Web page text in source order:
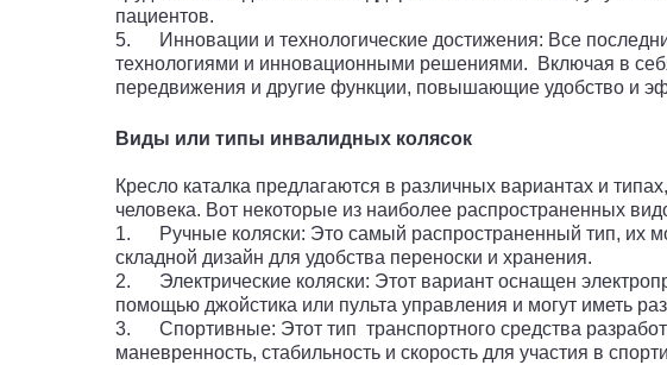
пациентов.
5. Инновации и технологические достижения: Все
технологиями и инновационными решениями. Включая в
передвижения и другие функции, повышающие удобство и
Виды или типы инвалидных колясок
Кресло каталка предлагаются в различных вариантах и
человека. Вот некоторые из наиболее распространенных
1. Ручные коляски: Это самый распространенный тип, их
складной дизайн для удобства переноски и хранения.
2. Электрические коляски: Этот вариант оснащен
помощью джойстика или пульта управления и могут иметь
3. Спортивные: Этот тип транспортного средства
маневренность, стабильность и скорость для участия в